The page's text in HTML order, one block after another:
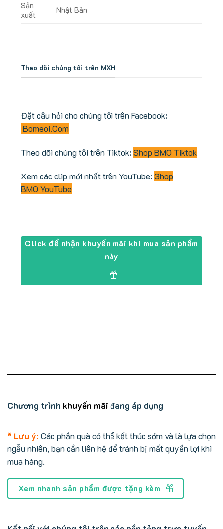
Sản
xuất
Nhật Bản
Theo dõi chúng tôi trên MXH
Đặt câu hỏi cho chúng tôi trên Facebook:
Bomeoi.Com
Theo dõi chúng tôi trên Tiktok:Shop BMO Tiktok
Xem các clip mới nhất trên YouTube:Shop
BMO YouTube
Click để nhận khuyến mãi khi mua sản phẩm
này
Chương trình khuyến mãi đang áp dụng
* Lưu ý: Các phần quà có thể kết thúc sớm và là lựa chọn
ngẫu nhiên, bạn cần liên hệ để tránh bị mất quyền lợi khi
mua hàng.
Xem nhanh sản phẩm được tặng kèm